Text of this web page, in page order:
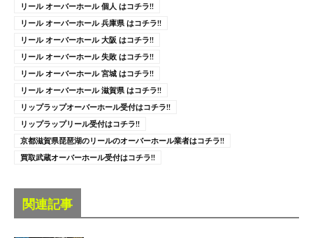
リール オーバーホール 個人 はコチラ!!
リール オーバーホール 兵庫県 はコチラ!!
リール オーバーホール 大阪 はコチラ!!
リール オーバーホール 失敗 はコチラ!!
リール オーバーホール 宮城 はコチラ!!
リール オーバーホール 滋賀県 はコチラ!!
リップラップオーバーホール受付はコチラ!!
リップラップリール受付はコチラ!!
京都滋賀県琵琶湖のリールのオーバーホール業者はコチラ!!
買取武蔵オーバーホール受付はコチラ!!
関連記事